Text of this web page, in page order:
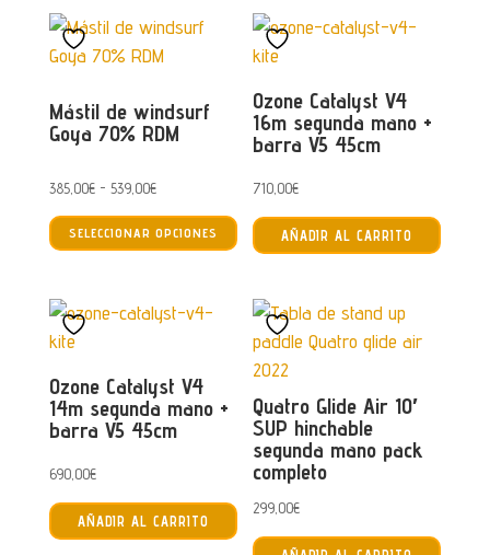
Mástil de windsurf
Goya 70% RDM
385,00€ - 539,00€Rango
de
precios:
hasta
SELECCIONAR OPCIONES
Este
producto
múltiples
variantes.
Las
pueden
elegir
la
Ozone Catalyst V4
16m segunda mano +
barra V5 45cm
710,00€
AÑADIR AL CARRITO
Ozone Catalyst V4
14m segunda mano +
barra V5 45cm
690,00€
AÑADIR AL CARRITO
Quatro Glide Air 10′
SUP hinchable
segunda mano pack
completo
299,00€